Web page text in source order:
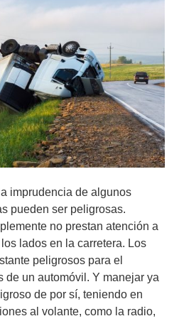
imprudencia de algunos
pueden ser peligrosas.
no prestan atención a
lados en la carretera. Los
peligrosos para el
de un automóvil. Y manejar ya
de por sí, teniendo en
al volante, como la radio,